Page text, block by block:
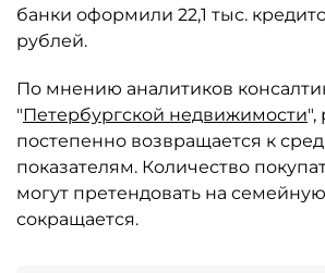
банки оформили 22,1 тыс.
рублей.
По мнению аналитиков
"Петербургской недвижимости",
постепенно возвращается к
показателям. Количество
могут претендовать на
сокращается.